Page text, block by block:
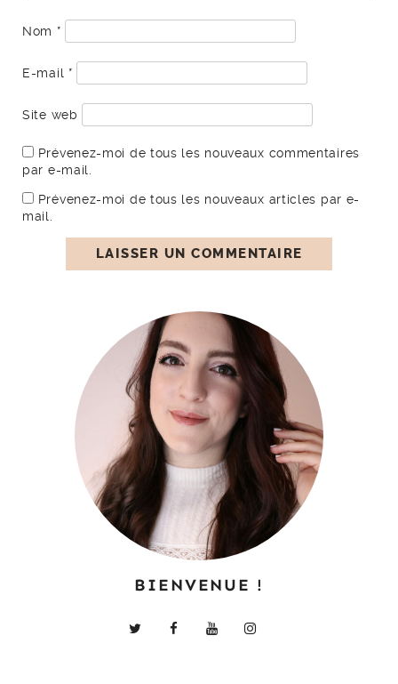
Nom *
E-mail *
Site web
Prévenez-moi de tous les nouveaux commentaires
par e-mail.
Prévenez-moi de tous les nouveaux articles par e-
mail.
BIENVENUE !